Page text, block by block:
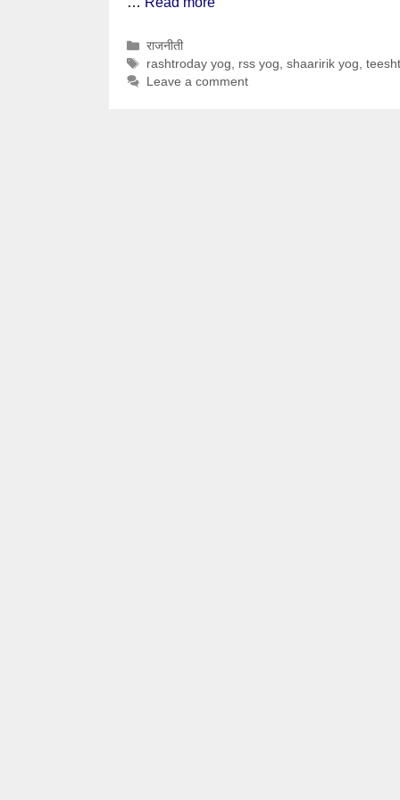
Categories
राजनीती
Tags
rashtroday yog rss yog shaaririk yog
Leave a comment